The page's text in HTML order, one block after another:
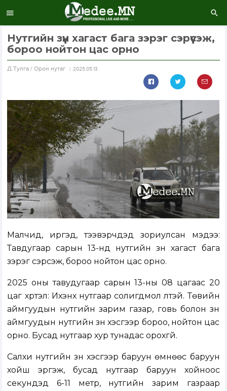
Нутгийн зүүн хагаст бага зэрэг сэрүүсэж,
бороо нойтон цас орно
Д.Тулга / Орон нутаг 2025.05.13
Малчид, иргэд, тээвэрчдэд зориулсан мэдээ:
Тавдугаар сарын 13-нд нутгийн зүүн хагаст бага
зэрэг сэрүүсэж, бороо нойтон цас орно.
2025 оны тавудугаар сарын 13-ны 08 цагаас 20
цаг хүртэл: Ихэнх нутгаар солигдмол үүлтэй. Төвийн
аймгуудын нутгийн зарим газар, говь болон зүүн
аймгуудын нутгийн зүүн хэсгээр бороо, нойтон цас
орно. Бусад нутгаар хур тунадас орохгүй.
Салхи нутгийн зүүн хэсгээр баруун өмнөөс баруун
хойш эргэж, бусад нутгаар баруун хойноос
секундэд 6-11 метр, нутгийн зарим газраар